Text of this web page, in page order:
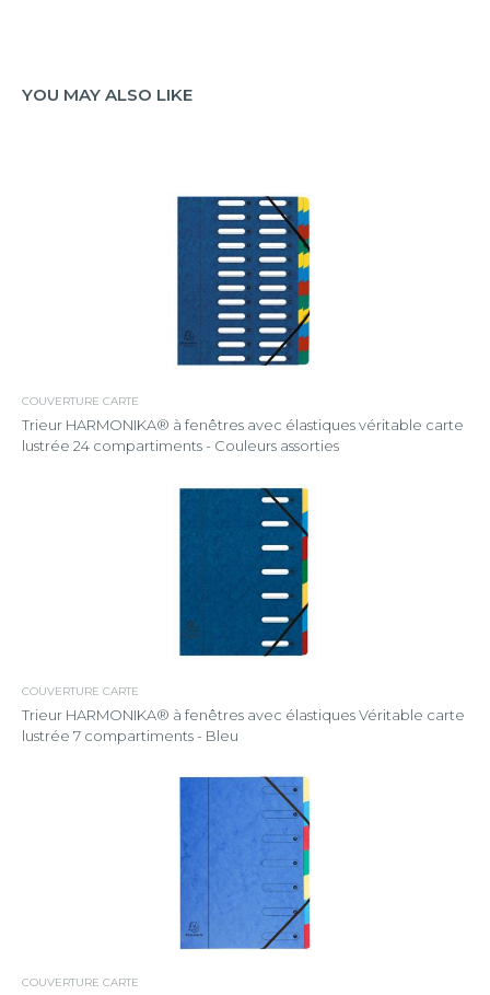
YOU MAY ALSO LIKE
COUVERTURE CARTE
Trieur HARMONIKA® à fenêtres avec élastiques véritable carte
lustrée 24 compartiments - Couleurs assorties
COUVERTURE CARTE
Trieur HARMONIKA® à fenêtres avec élastiques Véritable carte
lustrée 7 compartiments - Bleu
COUVERTURE CARTE